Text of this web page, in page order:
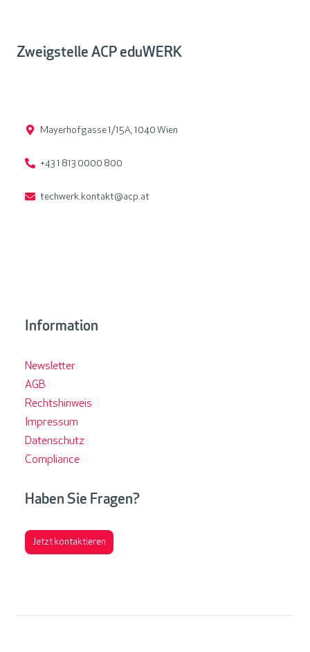
Zweigstelle ACP eduWERK
Mayerhofgasse 1/15A, 1040 Wien
+43 1 813 0000 800
techwerk.kontakt@acp.at
Information
Newsletter
AGB
Rechtshinweis
Impressum
Datenschutz
Compliance
Haben Sie Fragen?
Jetzt kontaktieren